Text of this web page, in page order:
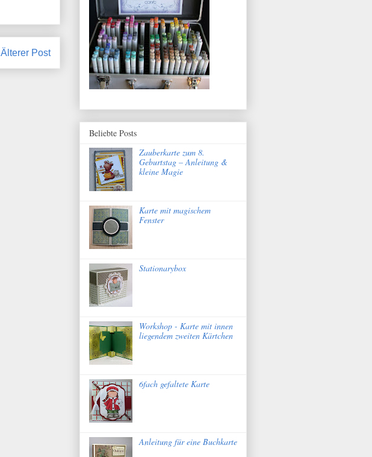
Älterer Post
Beliebte Posts
Zauberkarte zum 8.
Geburtstag – Anleitung &
kleine Magie
Karte mit magischem
Fenster
Stationarybox
Workshop - Karte mit innen
liegendem zweiten Kärtchen
6fach gefaltete Karte
Anleitung für eine Buchkarte